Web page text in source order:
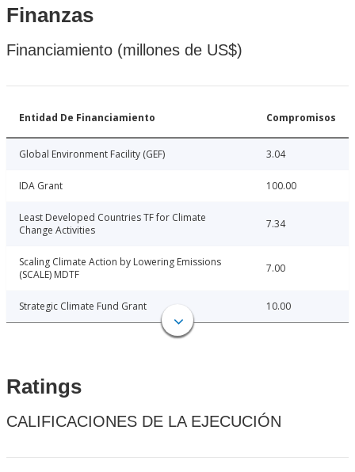
Finanzas
Financiamiento (millones de US$)
Entidad De Financiamiento Compromisos
Global Environment Facility (GEF) 3.04
IDA Grant 100.00
Least Developed Countries TF for Climate
Change Activities
7.34
Scaling Climate Action by Lowering Emissions
(SCALE) MDTF
7.00
Strategic Climate Fund Grant 10.00
Ratings
CALIFICACIONES DE LA EJECUCIÓN